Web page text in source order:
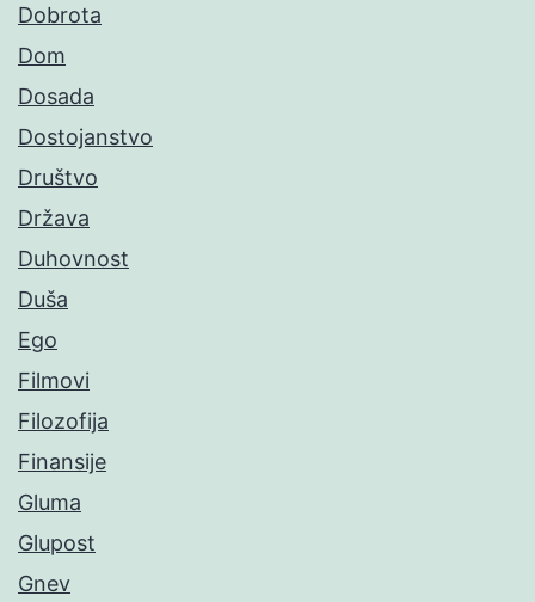
Dobrota
Dom
Dosada
Dostojanstvo
Društvo
Država
Duhovnost
Duša
Ego
Filmovi
Filozofija
Finansije
Gluma
Glupost
Gnev